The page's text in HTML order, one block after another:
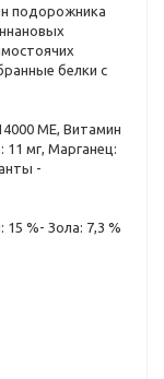
подорожника
белки с
ME, Витамин
11 мг, Марганец:
-
%- Зола: 7,3 %